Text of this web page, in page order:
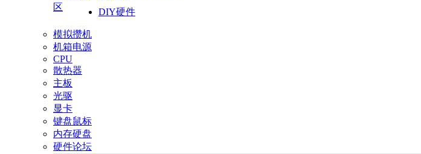
区
DIY硬件
模拟攒机
机箱电源
CPU
散热器
主板
光驱
显卡
键盘鼠标
内存硬盘
硬件论坛